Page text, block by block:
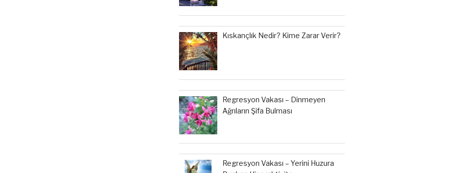
Kıskançlık Nedir? Kime Zarar Verir?
Regresyon Vakası – Dinmeyen
Ağrıların Şifa Bulması
Regresyon Vakası – Yerini Huzura